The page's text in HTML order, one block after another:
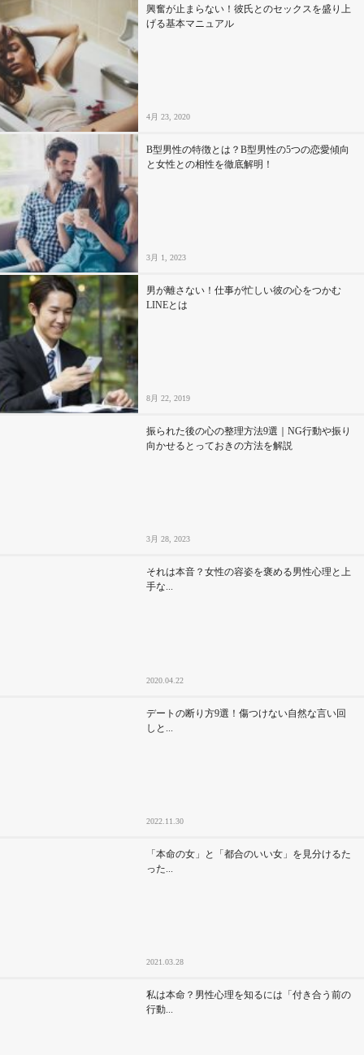
興奮が止まらない！彼氏とのセックスを盛り上
げる基本マニュアル
4月 23, 2020
B型男性の特徴とは？B型男性の5つの恋愛傾向
と女性との相性を徹底解明！
3月 1, 2023
男が離さない！仕事が忙しい彼の心をつかむ
LINEとは
8月 22, 2019
振られた後の心の整理方法9選｜NG行動や振り
向かせるとっておきの方法を解説
3月 28, 2023
それは本音？女性の容姿を褒める男性心理と上
手な...
2020.04.22
デートの断り方9選！傷つけない自然な言い回
しと...
2022.11.30
「本命の女」と「都合のいい女」を見分けるた
った...
2021.03.28
私は本命？男性心理を知るには「付き合う前の
行動...